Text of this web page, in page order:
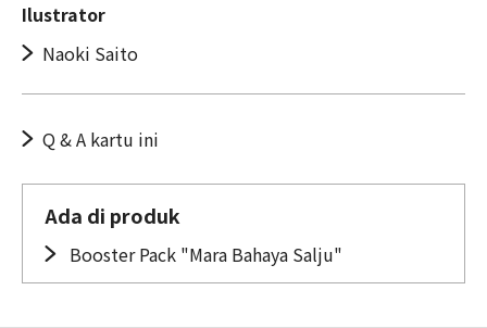
Ilustrator
Naoki Saito
Q & A kartu ini
Ada di produk
Booster Pack "Mara Bahaya Salju"